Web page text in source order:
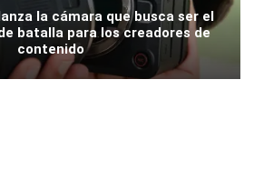
la cámara que busca ser el
batalla para los creadores de
contenido